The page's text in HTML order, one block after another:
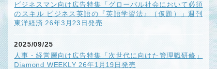
ビジネスマン向け広告特集「グローバル社会において必須
のスキル ビジネス英語の『英語学習法』（仮題）」週刊
東洋経済 26年3月23日発売
2025/09/25
人事・経営層向け広告特集「次世代に向けた管理職研修」
Diamond WEEKLY 26年1月19日発売